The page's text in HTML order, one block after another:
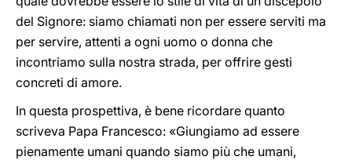
del Signore: siamo chiamati non per essere serviti ma
per servire, attenti a ogni uomo o donna che
incontriamo sulla nostra strada, per offrire gesti
concreti di amore.
In questa prospettiva, è bene ricordare quanto
scriveva Papa Francesco: «Giungiamo ad essere
pienamente umani quando siamo più che umani,